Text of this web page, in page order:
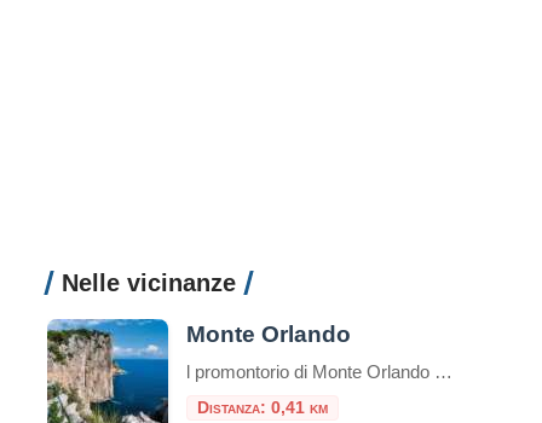
Nelle vicinanze
Monte Orlando
l promontorio di Monte Orlando (171 m) è il prolungamento verso il mare del sistema montuoso degli Aurunci, costituito quasi esclusivamente da calcari meso-cenozoici (190-25 milioni di anni). Nell’area del parco si rinvengono molti fenomeni caratteristici di questi territori come terre rosse, falesie, faglie, grotte, rocce stratificate. In alcuni punti possiamo osservare della terra di […]
Distanza: 0,41 km